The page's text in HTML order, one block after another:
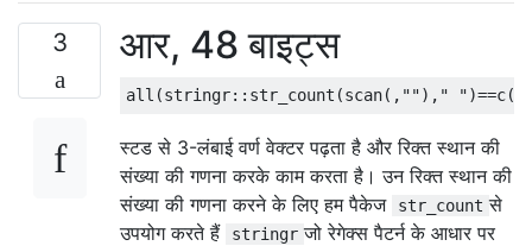
3 आर, 48 बाइट्स
स्टड से 3-लंबाई वर्ण वेक्टर पढ़ता है और रिक्त स्थान की
संख्या की गणना करके काम करता है। उन रिक्त स्थान की
संख्या की गणना करने के लिए हम पैकेज
str_count से
उपयोग करते हैं
stringr जो रेगेक्स पैटर्न के आधार पर